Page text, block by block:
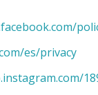
es/privacy